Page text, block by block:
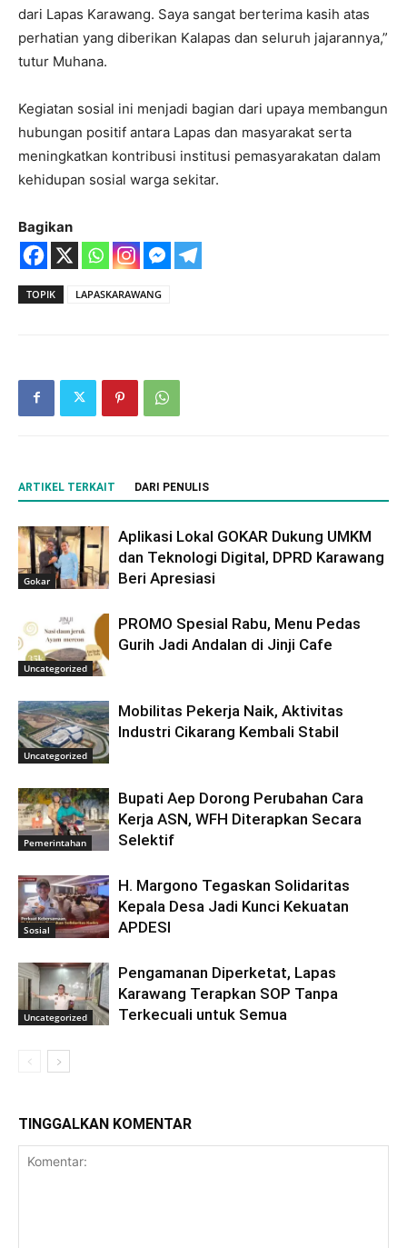
dari Lapas Karawang. Saya sangat berterima kasih atas
perhatian yang diberikan Kalapas dan seluruh jajarannya,”
tutur Muhana.
Kegiatan sosial ini menjadi bagian dari upaya membangun
hubungan positif antara Lapas dan masyarakat serta
meningkatkan kontribusi institusi pemasyarakatan dalam
kehidupan sosial warga sekitar.
Bagikan
TOPIK LAPASKARAWANG
ARTIKEL TERKAIT DARI PENULIS
Gokar
Aplikasi Lokal GOKAR Dukung UMKM
dan Teknologi Digital, DPRD Karawang
Beri Apresiasi
Uncategorized
PROMO Spesial Rabu, Menu Pedas
Gurih Jadi Andalan di Jinji Cafe
Uncategorized
Mobilitas Pekerja Naik, Aktivitas
Industri Cikarang Kembali Stabil
Pemerintahan
Bupati Aep Dorong Perubahan Cara
Kerja ASN, WFH Diterapkan Secara
Selektif
Sosial
H. Margono Tegaskan Solidaritas
Kepala Desa Jadi Kunci Kekuatan
APDESI
Uncategorized
Pengamanan Diperketat, Lapas
Karawang Terapkan SOP Tanpa
Terkecuali untuk Semua
TINGGALKAN KOMENTAR